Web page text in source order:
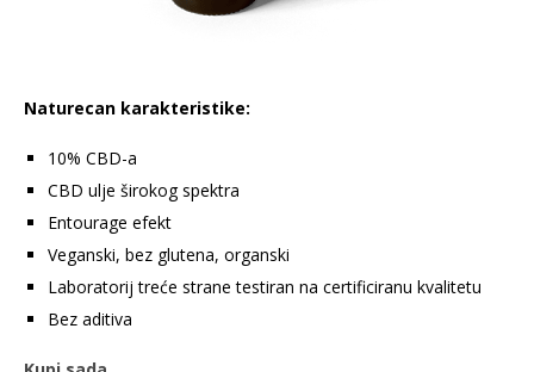
Naturecan karakteristike:
10% CBD-a
CBD ulje širokog spektra
Entourage efekt
Veganski, bez glutena, organski
Laboratorij treće strane testiran na certificiranu kvalitetu
Bez aditiva